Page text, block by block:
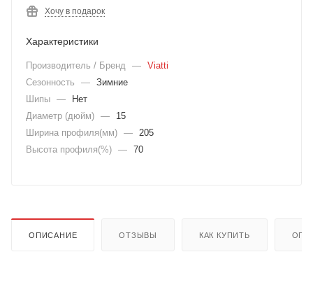
Хочу в подарок
Характеристики
Производитель / Бренд — Viatti
Сезонность
— Зимние
Шипы —
Нет
Диаметр (дюйм) —
15
Ширина профиля(мм) — 205
Высота профиля(%) — 70
ОПИСАНИЕ ОТЗЫВЫ КАК КУПИТЬ